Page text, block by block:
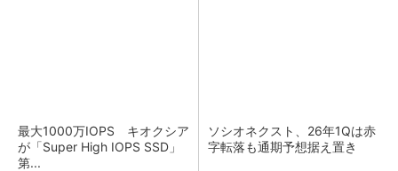
最大1000万IOPS キオクシア
が「Super High IOPS SSD」
第...
ソシオネクスト、26年1Qは赤
字転落も通期予想据え置き